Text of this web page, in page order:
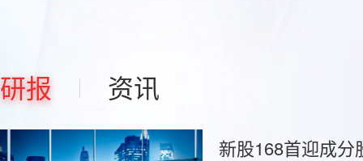
研报 资讯
新股168首迎成